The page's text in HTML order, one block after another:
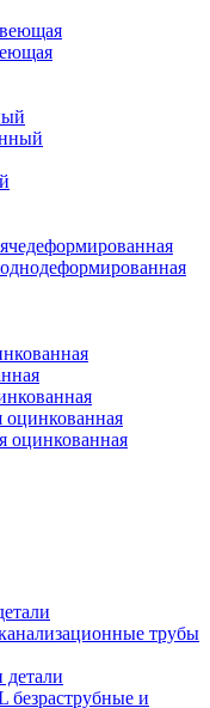
оцинкованная
оцинкованная
трубы
и